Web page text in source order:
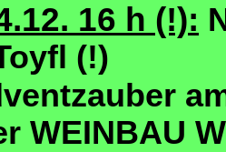
16 h (!):
(!)
WEINBAU